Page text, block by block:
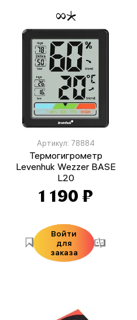
Артикул: 78884
Термогигрометр
Levenhuk Wezzer BASE
L20
1 190 ₽
Войти
для
заказа